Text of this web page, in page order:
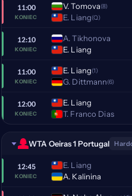
11:00
KONIEC
V. Tomova(8)
E. Liang(Q)
12:10
KONIEC
A. Tikhonova
E. Liang
11:00
KONIEC
E. Liang(1)
G. Dittmann(6)
12:00
KONIEC
E. Liang
T. Franco Dias
WTA Oeiras 1 Portugal
12:45
KONIEC
E. Liang
A. Kalinina